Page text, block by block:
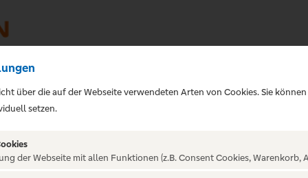
über die auf der Webseite verwendeten Arten von Cookies. Sie
setzen.
der Webseite mit allen Funktionen (z.B. Consent Cookies, Warenkorb,